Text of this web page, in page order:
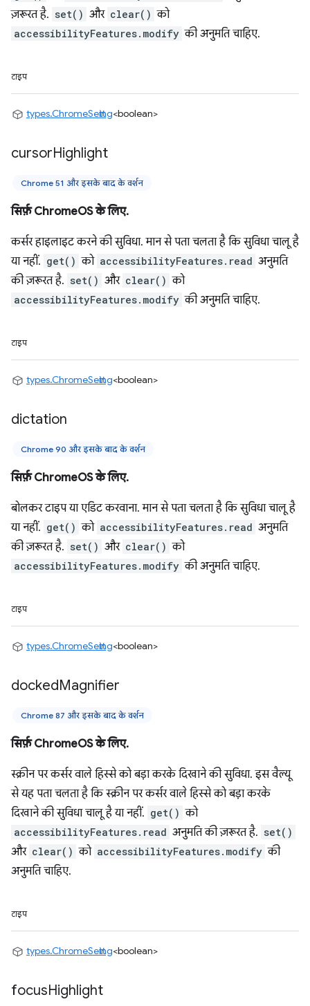
ज़रूरत है. set() और clear() को
accessibilityFeatures.modify की अनुमति चाहिए.
टाइप
types.ChromeSetting<boolean>
cursorHighlight
Chrome 51 और इसके बाद के वर्शन
सिर्फ़ ChromeOS के लिए.
कर्सर हाइलाइट करने की सुविधा. मान से पता चलता है कि सुविधा चालू है
या नहीं. get() को accessibilityFeatures.read अनुमति
की ज़रूरत है. set() और clear() को
accessibilityFeatures.modify की अनुमति चाहिए.
टाइप
types.ChromeSetting<boolean>
dictation
Chrome 90 और इसके बाद के वर्शन
सिर्फ़ ChromeOS के लिए.
बोलकर टाइप या एडिट करवाना. मान से पता चलता है कि सुविधा चालू है
या नहीं. get() को accessibilityFeatures.read अनुमति
की ज़रूरत है. set() और clear() को
accessibilityFeatures.modify की अनुमति चाहिए.
टाइप
types.ChromeSetting<boolean>
dockedMagnifier
Chrome 87 और इसके बाद के वर्शन
सिर्फ़ ChromeOS के लिए.
स्क्रीन पर कर्सर वाले हिस्से को बड़ा करके दिखाने की सुविधा. इस वैल्यू
से यह पता चलता है कि स्क्रीन पर कर्सर वाले हिस्से को बड़ा करके
दिखाने की सुविधा चालू है या नहीं. get() को
accessibilityFeatures.read अनुमति की ज़रूरत है. set()
और clear() को accessibilityFeatures.modify की
अनुमति चाहिए.
टाइप
types.ChromeSetting<boolean>
focusHighlight